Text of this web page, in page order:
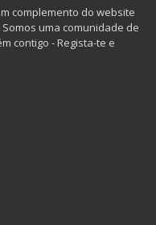
complemento do website
Somos uma comunidade de
contigo - Regista-te e